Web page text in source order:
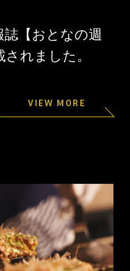
誌【おとなの週
れました。
VIEW MORE